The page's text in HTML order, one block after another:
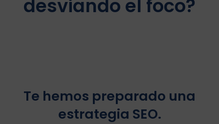
desviando el foco?
Te hemos preparado una
estrategia SEO.